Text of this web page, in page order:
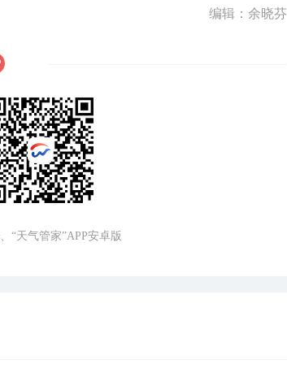
编辑：余晓芬
“天气管家”APP安卓版